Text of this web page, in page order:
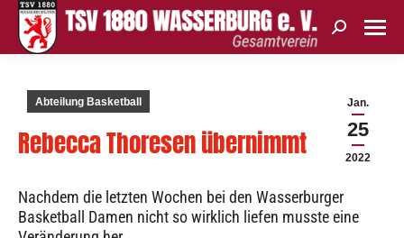
Search:
Jan.
25
2022
Abteilung Basketball
Rebecca Thoresen übernimmt
Nachdem die letzten Wochen bei den Wasserburger
Basketball Damen nicht so wirklich liefen musste eine